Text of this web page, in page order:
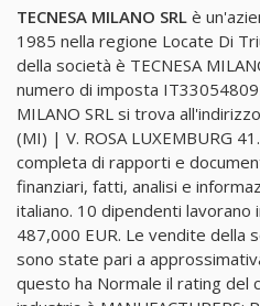
TECNESA MILANO SRL è
1985 nella regione Locate Di
della società è TECNESA
numero di imposta
MILANO SRL si trova
(MI) | V. ROSA LUXEMBURG
completa di rapporti e
finanziari, fatti, analisi e
italiano. 10 dipendenti lavorano
487,000 EUR. Le vendite della
sono state pari a
questo ha Normale il rating del